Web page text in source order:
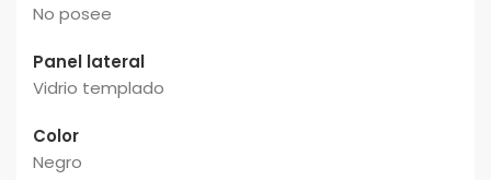
No posee
Panel lateral
Vidrio templado
Color
Negro